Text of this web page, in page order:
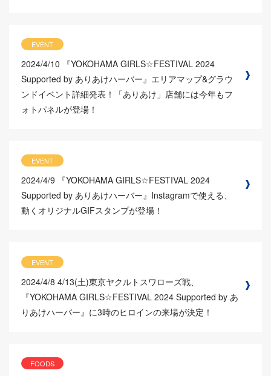
EVENT
2024/4/10
『YOKOHAMA GIRLS☆FESTIVAL 2024
Supported by ありあけハーバー』エリアマップ&グラウ
ンドイベント詳細発表！「ありあけ」店舗には今年もフ
ォトパネルが登場！
EVENT
2024/4/9
『YOKOHAMA GIRLS☆FESTIVAL 2024
Supported by ありあけハーバー』Instagramで使える、
動くオリジナルGIFスタンプが登場！
EVENT
2024/4/8 4/13(土)東京ヤクルトスワローズ戦、
『YOKOHAMA GIRLS☆FESTIVAL 2024 Supported by あ
りあけハーバー』に3時のヒロインの来場が決定！
FOODS